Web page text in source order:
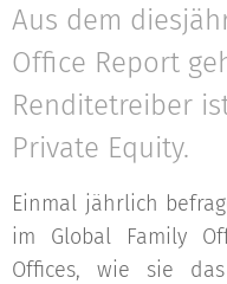
Aus dem
Office Report
Renditetreiber
Private Equity.
Einmal jährlich
im Global Family
Offices, wie sie